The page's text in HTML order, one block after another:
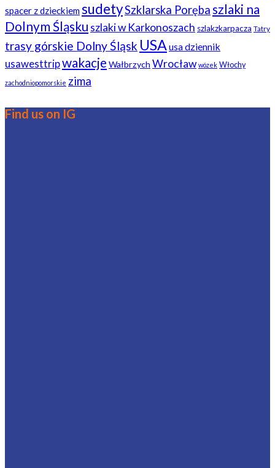
spacer z dzieckiemsudetySzklarska Porębaszlaki na
Dolnym Śląsku szlaki w Karkonoszach szlakzkarpacza Tatry
trasy górskie Dolny Śląsk USAusa dziennik
usawesttripwakacje Wałbrzych Wrocław wózek Włochy
zachodniopomorskie zima
Find us on IG